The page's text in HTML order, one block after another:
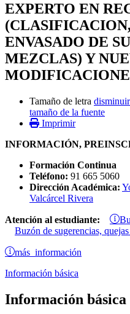
EXPERTO EN
ENVASADO DE
MEZCLAS) Y
Tamaño de letra
tamaño de la fuente
Imprimir
INFORMACIÓN,
Formación Continua
Teléfono: 91 665 5060
Dirección Académica:
Valcárcel Rivera
Atención al estudiante:
Buzón de sugerencias,
más información
Información básica
Información básica